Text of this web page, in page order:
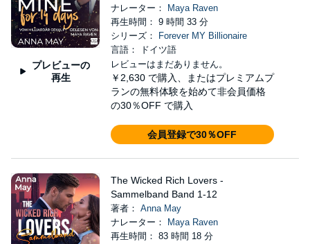
プレビューの
再生
ナレーター：
Maya Raven
再生時間： 9 時間 33 分
シリーズ：
Forever MY Billionaire
言語： ドイツ語
レビューはまだありません。
￥2,630 で購入、またはプレミアムプ
ランの無料体験を始めて非会員価格
の30％OFF で購入
会員登録で30％OFF
The Wicked Rich Lovers -
Sammelband Band 1-12
著者： Anna May
ナレーター：
Maya Raven
再生時間： 83 時間 18 分